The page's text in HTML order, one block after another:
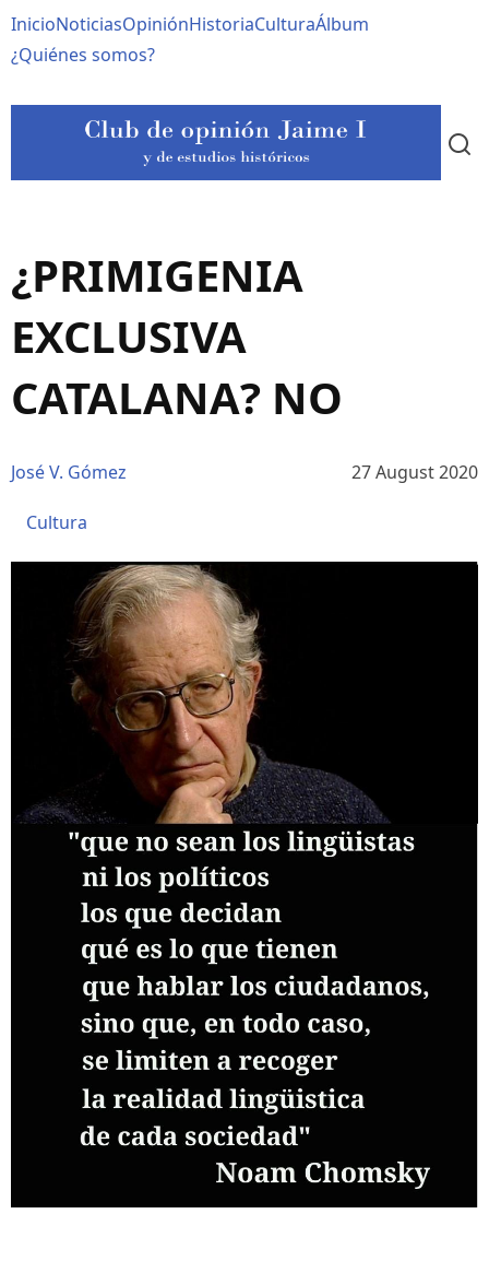
al
contenido
Navegación
principal
InicioNoticiasOpiniónHistoriaCulturaÁlbum
¿Quiénes somos?
¿PRIMIGENIA
EXCLUSIVA
CATALANA? NO
José V. Gómez 27 August 2020
Cultura